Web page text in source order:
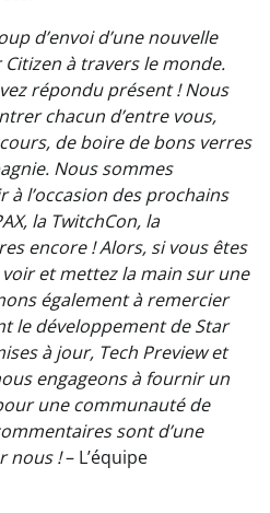
d’envoi d’une nouvelle
Citizen à travers le monde.
répondu présent ! Nous
chacun d’entre vous,
de boire de bons verres
Nous sommes
l’occasion des prochains
la TwitchCon, la
encore !Alors, si vous êtes
et mettez la main sur une
également à remercier
le développement de Star
à jour, Tech Preview et
engageons à fournir un
une communauté de
sont d’une
nous !– L’équipe